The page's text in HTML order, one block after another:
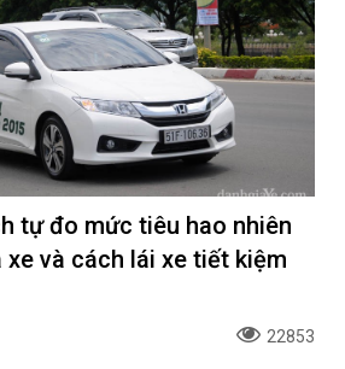
tự đo mức tiêu hao nhiên
và cách lái xe tiết kiệm
22853